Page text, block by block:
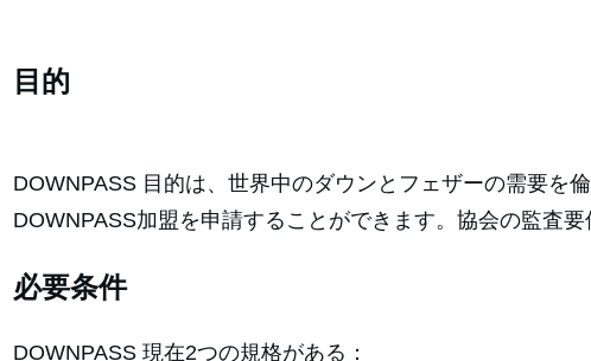
目的
DOWNPASS 目的は、世界中のダウンとフェザーの需要を
DOWNPASS加盟を申請することができます。協会の監査
必要条件
DOWNPASS 現在2つの規格がある：